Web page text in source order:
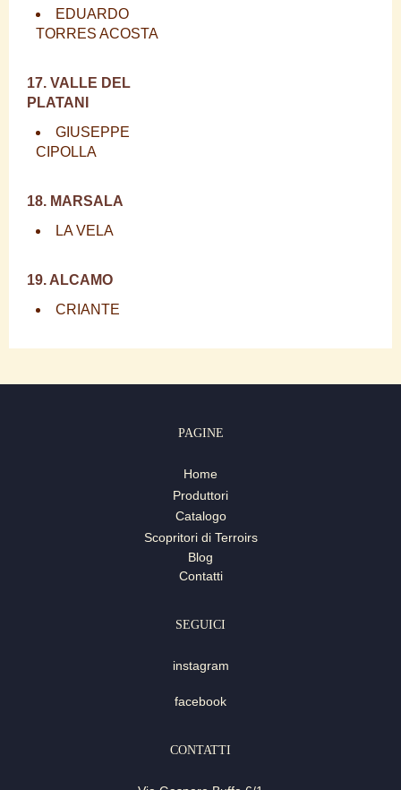
EDUARDO
TORRES ACOSTA
17. VALLE DEL
PLATANI
GIUSEPPE
CIPOLLA
18. MARSALA
LA VELA
19. ALCAMO
CRIANTE
PAGINE
Home
Produttori
Catalogo
Scopritori di Terroirs
Blog
Contatti
SEGUICI
instagram
facebook
CONTATTI